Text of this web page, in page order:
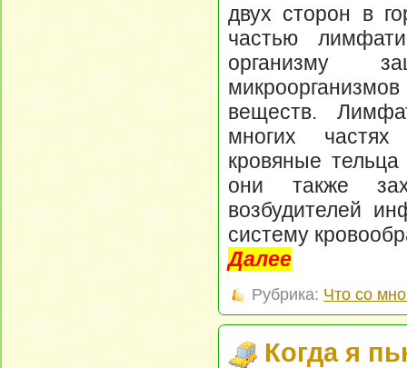
двух сторон в
частью
организму
веществ.
многих
кровяные
они также
возбудителей
систему
Далее
Рубрика: Что со
Когда я